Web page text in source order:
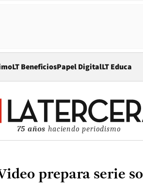
LT BeneficiosPapel DigitalOpens in
LT Educa
75 años haciendo periodismo
prepara serie